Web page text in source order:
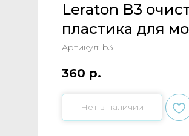
Leraton B3
пластика для
Артикул: b3
360 р.
Нет в наличии